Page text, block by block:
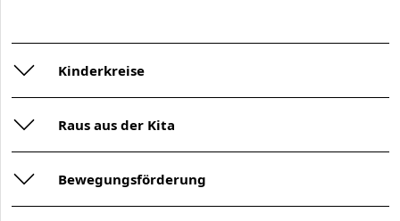
Kinderkreise
Raus aus der Kita
Bewegungsförderung